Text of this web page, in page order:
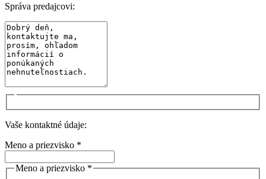
Správa predajcovi:
Vaše kontaktné údaje:
Meno a priezvisko *
Meno a priezvisko *